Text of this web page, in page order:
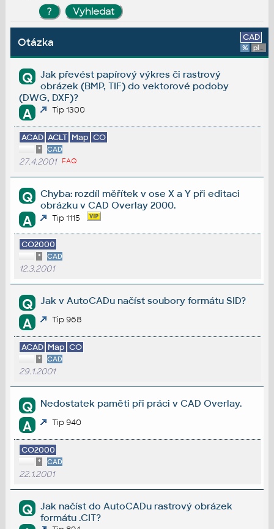
Otázka CAD
% platforma
Q
Jak převést papírový výkres či rastrový
obrázek (BMP, TIF) do vektorové podoby
(DWG, DXF)?
A Tip 1300
ACAD ACLT Map CO
* CAD
27.4.2001 FAQ
Q
Chyba: rozdíl měřítek v ose X a Y při editaci
obrázku v CAD Overlay 2000.
A Tip 1115
CO2000
* CAD
12.3.2001
Q Jak v AutoCADu načíst soubory formátu SID?
A Tip 968
ACAD Map CO
* CAD
29.1.2001
Q Nedostatek paměti při práci v CAD Overlay.
A Tip 940
CO2000
* CAD
22.1.2001
Q
Jak načíst do AutoCADu rastrový obrázek
formátu .CIT?